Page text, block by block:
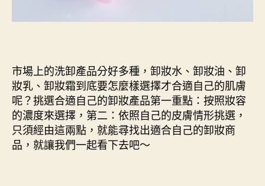
市場上的洗卸產品分好多種，卸妝水、卸妝油、卸
妝乳、卸妝霜到底要怎麼樣選擇才合適自己的肌膚
呢？挑選合適自己的卸妝產品第一重點：按照妝容
的濃度來選擇，第二：依照自己的皮膚情形挑選，
只須經由這兩點，就能尋找出適合自己的卸妝商
品，就讓我們一起看下去吧～